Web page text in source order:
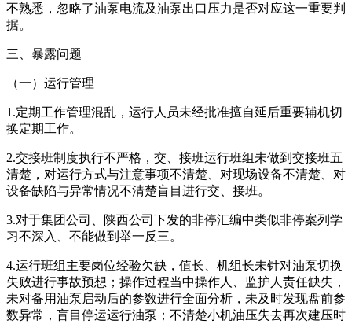
不熟悉，忽略了油泵电流及油泵出口压力是否对应这一重要判
据。
三、暴露问题
（一）运行管理
1.定期工作管理混乱，运行人员未经批准擅自延后重要辅机切
换定期工作。
2.交接班制度执行不严格，交、接班运行班组未做到交接班五
清楚，对运行方式与注意事项不清楚、对现场设备不清楚、对
设备缺陷与异常情况不清楚盲目进行交、接班。
3.对于集团公司、陕西公司下发的非停汇编中类似非停案列学
习不深入、不能做到举一反三。
4.运行班组主要岗位经验欠缺，值长、机组长未针对油泵切换
失败进行事故预想；操作过程当中操作人、监护人责任缺失，
未对备用油泵启动后的参数进行全面分析，未及时发现盘前参
数异常，盲目停运运行油泵；不清楚小机油压失去再次建压时